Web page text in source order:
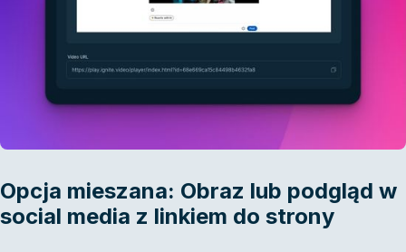
Opcja mieszana: Obraz lub podgląd w
social media z linkiem do strony